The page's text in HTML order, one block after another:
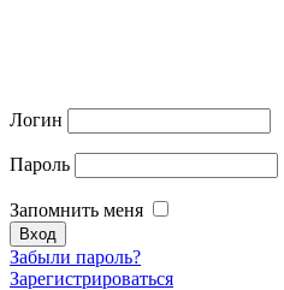
Логин
Пароль
Запомнить меня
Забыли пароль?
Зарегистрироваться